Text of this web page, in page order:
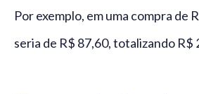
Por exemplo, em uma compra de
seria de R$ 87,60, totalizando R$